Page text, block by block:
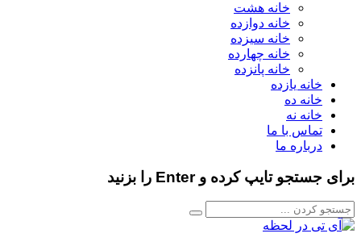
خانه هشت
خانه دوازده
خانه سیزده
خانه چهارده
خانه پانزده
خانه یازده
خانه ده
خانه نه
تماس با ما
درباره ما
برای جستجو تایپ کرده و Enter را بزنید